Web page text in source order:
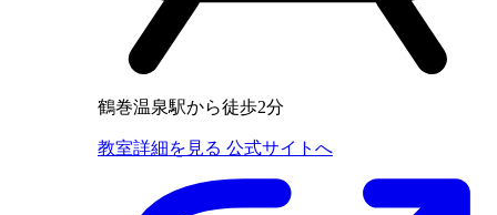
鶴巻温泉駅から徒歩2分
教室詳細を見る 公式サイトへ